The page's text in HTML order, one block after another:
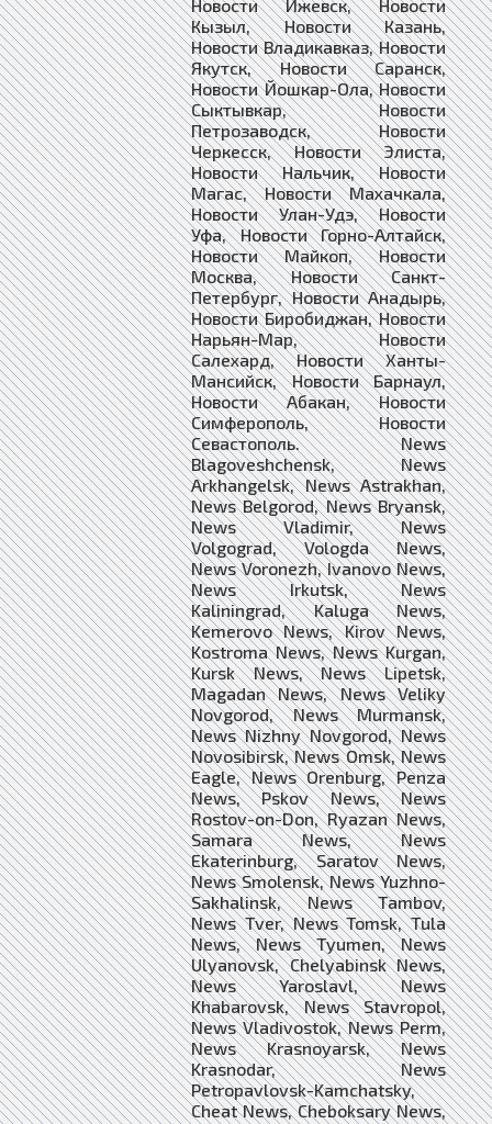
Новости Ижевск, Новости
Кызыл, Новости Казань,
Новости Владикавказ, Новости
Якутск, Новости Саранск,
Новости Йошкар-Ола, Новости
Сыктывкар, Новости
Петрозаводск, Новости
Черкесск, Новости Элиста,
Новости Нальчик, Новости
Магас, Новости Махачкала,
Новости Улан-Удэ, Новости
Уфа, Новости Горно-Алтайск,
Новости Майкоп, Новости
Москва, Новости Санкт-
Петербург, Новости Анадырь,
Новости Биробиджан, Новости
Нарьян-Мар, Новости
Салехард, Новости Ханты-
Мансийск, Новости Барнаул,
Новости Абакан, Новости
Симферополь, Новости
Севастополь. News
Blagoveshchensk, News
Arkhangelsk, News Astrakhan,
News Belgorod, News Bryansk,
News Vladimir, News
Volgograd, Vologda News,
News Voronezh, Ivanovo News,
News Irkutsk, News
Kaliningrad, Kaluga News,
Kemerovo News, Kirov News,
Kostroma News, News Kurgan,
Kursk News, News Lipetsk,
Magadan News, News Veliky
Novgorod, News Murmansk,
News Nizhny Novgorod, News
Novosibirsk, News Omsk, News
Eagle, News Orenburg, Penza
News, Pskov News, News
Rostov-on-Don, Ryazan News,
Samara News, News
Ekaterinburg, Saratov News,
News Smolensk, News Yuzhno-
Sakhalinsk, News Tambov,
News Tver, News Tomsk, Tula
News, News Tyumen, News
Ulyanovsk, Chelyabinsk News,
News Yaroslavl, News
Khabarovsk, News Stavropol,
News Vladivostok, News Perm,
News Krasnoyarsk, News
Krasnodar, News
Petropavlovsk-Kamchatsky,
Cheat News, Cheboksary News,